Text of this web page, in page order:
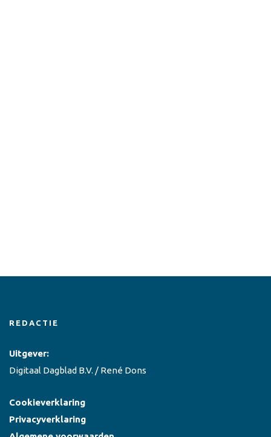
REDACTIE
Uitgever:
Digitaal Dagblad B.V. / René Dons
Cookieverklaring
Privacyverklaring